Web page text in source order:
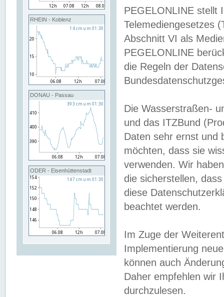
RHEIN - Koblenz
DONAU - Passau
ODER - Eisenhüttenstadt
PEGELONLINE stellt
Telemediengesetzes
Abschnitt VI als
PEGELONLINE
die Regeln der
Die Wasserstraßen-
und das ITZBund
Daten sehr ernst und
möchten, dass sie
verwenden. Wir
die sicherstellen,
diese
beachtet werden.
Im Zuge der
Implementierung
können auch
Daher empfehlen wir
durchzulesen.